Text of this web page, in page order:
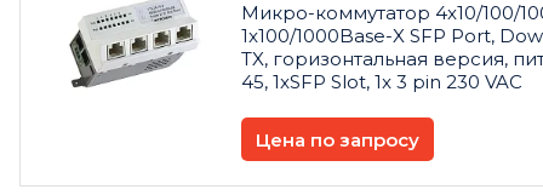
Микро-коммутатор 4x10/100/
1x100/1000Base-X SFP Port,
TX, горизонтальная версия,
45, 1xSFP Slot, 1x 3 pin 230 VAC
Цена по запросу